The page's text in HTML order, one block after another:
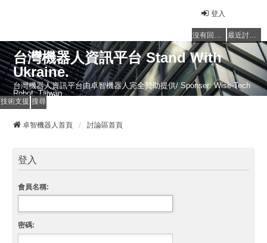
登入
沒有回覆的主題 最近討論的主題
台灣機器人資訊平台 Stand With
Ukraine.
台灣機器人資訊平台由卓智機器人完全贊助提供/ Sponser: Wise-Tech
Robot, Taiwan
技術支援 搜尋
卓智機器人首頁 討論區首頁
登入
會員名稱:
密碼: